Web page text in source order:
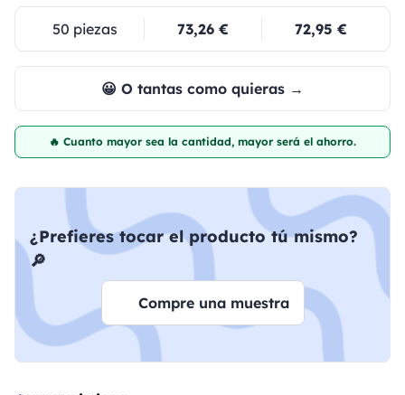
50 piezas 73,26 € 72,95 €
😀 O tantas como quieras →
🔥 Cuanto mayor sea la cantidad, mayor será el ahorro.
¿Prefieres tocar el producto tú mismo?
🔎
Compre una muestra